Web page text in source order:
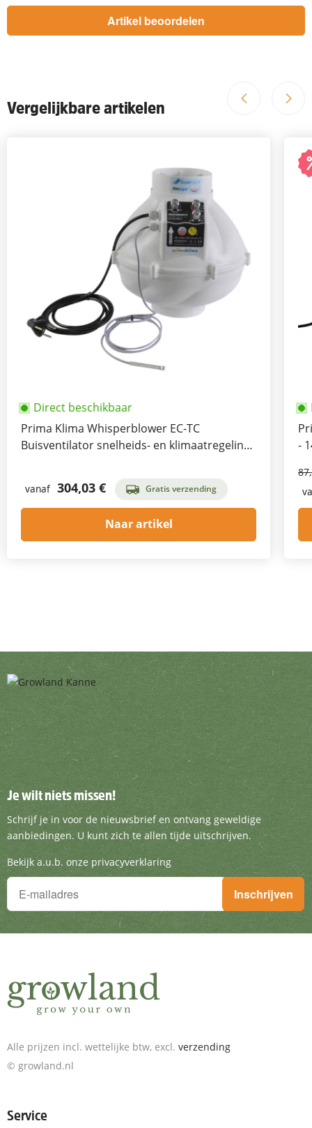
Vergelijkbare artikelen
Direct beschikbaar
Prima Klima Whisperblower EC-TC
Buisventilator snelheids- en klimaatregeling
vanaf 304,03 € Gratis verzending
Naar artikel
-
Je wilt niets missen!
Schrijf je in voor de nieuwsbrief en ontvang
Je wilt niets missen!
Schrijf je in voor de nieuwsbrief en ontvang geweldige
aanbiedingen. U kunt zich te allen tijde uitschrijven.
Bekijk a.u.b. onze privacyverklaring
Je wilt niets missen!
Schrijf je in voor de nieuwsbrief en ontvang geweldige
Inschrijven
Alle prijzen incl. wettelijke btw, excl. verzending
© growland.nl
Service